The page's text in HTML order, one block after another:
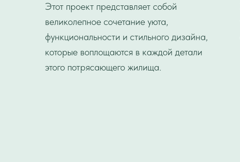
Этот проект представляет собой
великолепное сочетание уюта,
функциональности и стильного дизайна,
которые воплощаются в каждой детали
этого потрясающего жилища.